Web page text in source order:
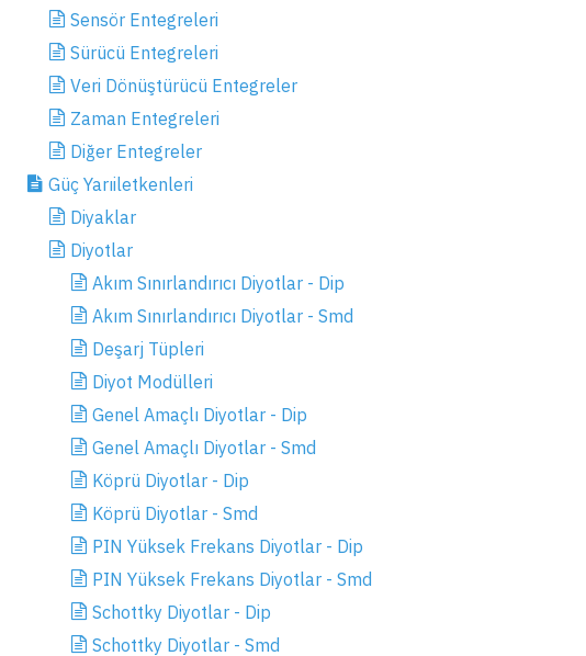
Sensör Entegreleri
Sürücü Entegreleri
Veri Dönüştürücü Entegreler
Zaman Entegreleri
Diğer Entegreler
Güç Yarıiletkenleri
Diyaklar
Diyotlar
Akım Sınırlandırıcı Diyotlar - Dip
Akım Sınırlandırıcı Diyotlar - Smd
Deşarj Tüpleri
Diyot Modülleri
Genel Amaçlı Diyotlar - Dip
Genel Amaçlı Diyotlar - Smd
Köprü Diyotlar - Dip
Köprü Diyotlar - Smd
PIN Yüksek Frekans Diyotlar - Dip
PIN Yüksek Frekans Diyotlar - Smd
Schottky Diyotlar - Dip
Schottky Diyotlar - Smd